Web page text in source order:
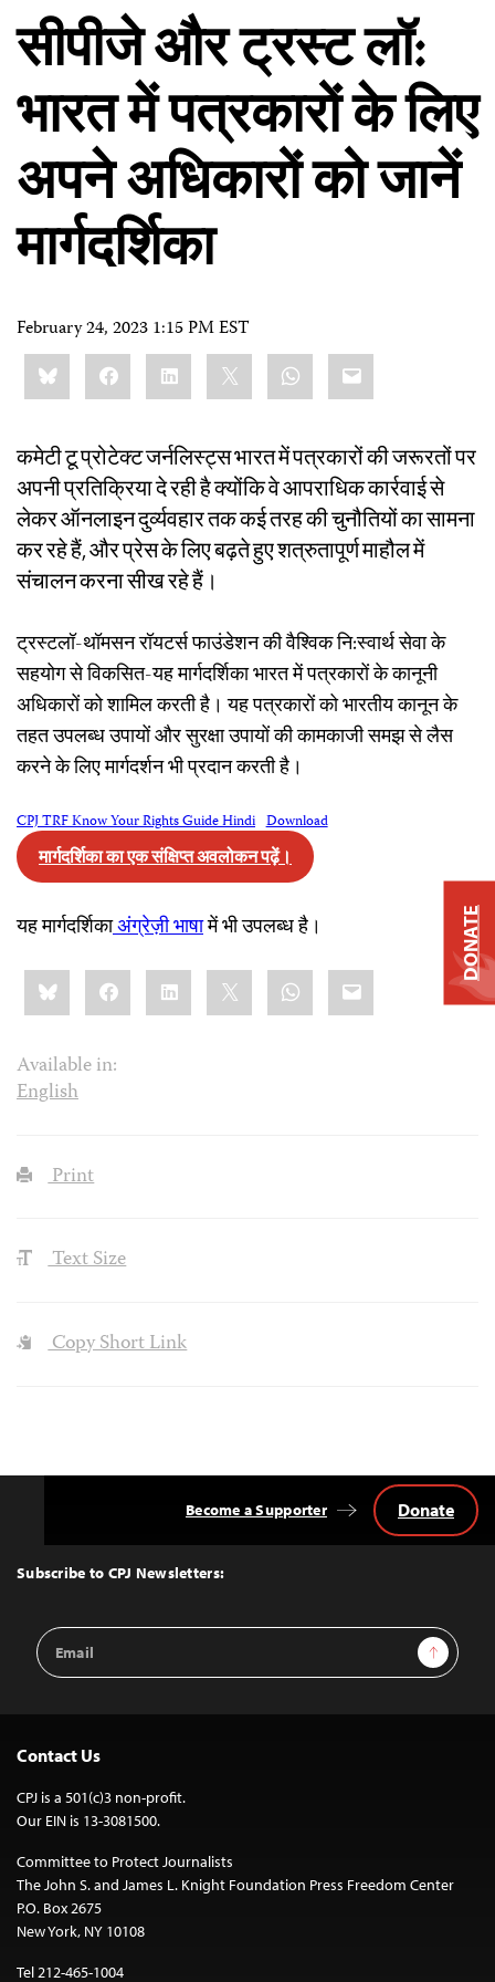
सीपीजे और ट्रस्ट लॉ:
भारत में पत्रकारों के लिए
अपने अधिकारों को जानें
मार्गदर्शिका
February 24, 2023 1:15 PM EST
Share
this:BlueskyFacebookLinkedIn WhatsApp
Email
कमेटी टू प्रोटेक्ट जर्नलिस्ट्स भारत में पत्रकारों की जरूरतों पर
अपनी प्रतिक्रिया दे रही है क्योंकि वे आपराधिक कार्रवाई से
लेकर ऑनलाइन दुर्व्यवहार तक कई तरह की चुनौतियों का सामना
कर रहे हैं, और प्रेस के लिए बढ़ते हुए शत्रुतापूर्ण माहौल में
संचालन करना सीख रहे हैं।
ट्रस्टलॉ-थॉमसन रॉयटर्स फाउंडेशन की वैश्विक नि:स्वार्थ सेवा के
सहयोग से विकसित-यह मार्गदर्शिका भारत में पत्रकारों के कानूनी
अधिकारों को शामिल करती है। यह पत्रकारों को भारतीय कानून के
तहत उपलब्ध उपायों और सुरक्षा उपायों की कामकाजी समझ से लैस
करने के लिए मार्गदर्शन भी प्रदान करती है।
CPJ TRF Know Your Rights Guide Hindi Download
मार्गदर्शिका का एक संक्षिप्त अवलोकन पढ़ें।
यह मार्गदर्शिकाअंग्रेज़ी भाषामें भी उपलब्ध है।
Share
this:BlueskyFacebookLinkedIn WhatsApp
Email
Available in:
English
Print
Text Size
Copy Short Link
Top
Subscribe to CPJ Newsletters:
Email
Address
Sign Up
Become a Supporter Donate
Contact Us
CPJ is a 501(c)3 non-profit.
Our EIN is 13-3081500.
Committee to Protect Journalists
The John S. and James L. Knight Foundation Press Freedom Center
P.O. Box 2675
New York, NY 10108
Tel 212-465-1004
DONATE